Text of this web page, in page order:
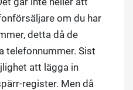
om du har
detta då de
telefonnummer. Sist
att lägga in
register. Men då